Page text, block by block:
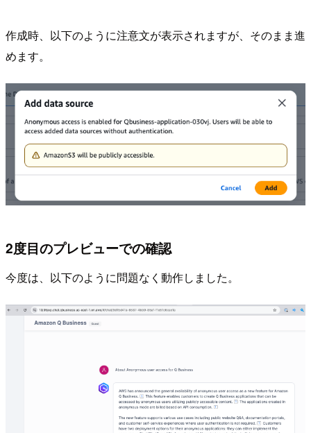
作成時、以下のように注意文が表示されますが、そのまま進
めます。
2度目のプレビューでの確認
今度は、以下のように問題なく動作しました。